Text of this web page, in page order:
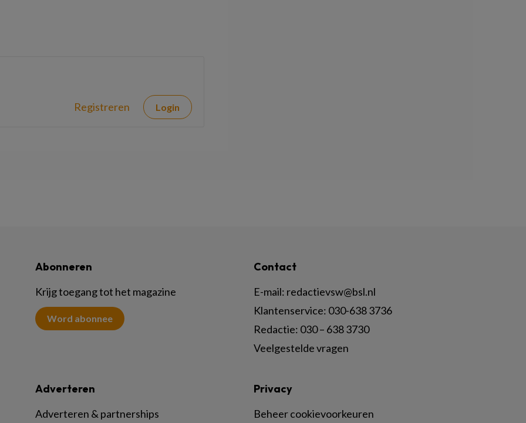
Registreren Login
Abonneren
Krijg toegang tot het magazine
Word abonnee
Contact
E-mail: redactievsw@bsl.nl
Klantenservice: 030-638 3736
Redactie: 030 – 638 3730
Veelgestelde vragen
Adverteren
Adverteren & partnerships
Privacy
Beheer cookievoorkeuren